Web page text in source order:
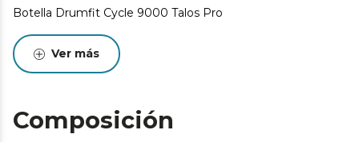
Botella Drumfit Cycle 9000 Talos Pro
Ver más
Composición